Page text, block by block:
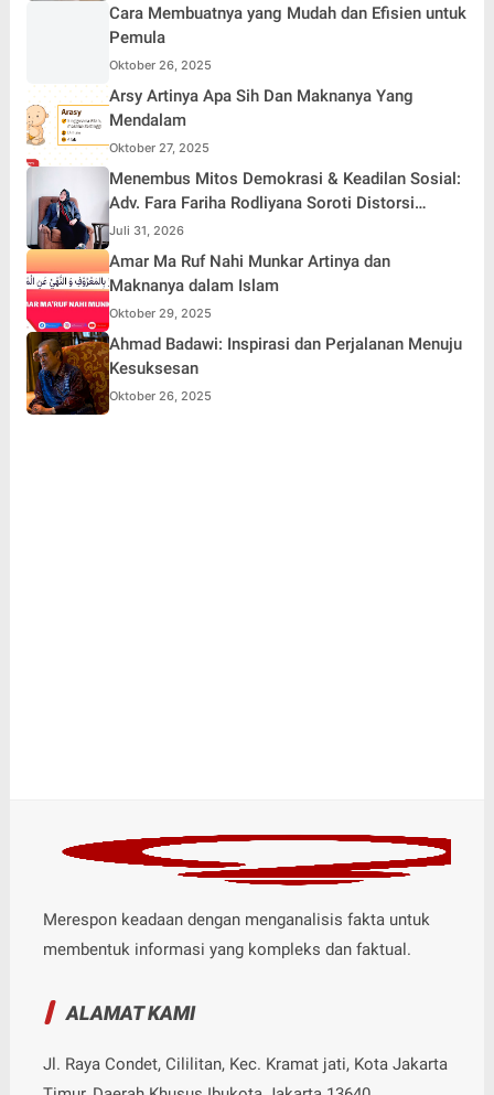
Cara Membuatnya yang Mudah dan Efisien untuk
Pemula
Oktober 26, 2025
Arsy Artinya Apa Sih Dan Maknanya Yang
Mendalam
Oktober 27, 2025
Menembus Mitos Demokrasi & Keadilan Sosial:
Adv. Fara Fariha Rodliyana Soroti Distorsi
Simpati Publik dan Aksi Main Hakim Sendiri
Juli 31, 2026
Amar Ma Ruf Nahi Munkar Artinya dan
Maknanya dalam Islam
Oktober 29, 2025
Ahmad Badawi: Inspirasi dan Perjalanan Menuju
Kesuksesan
Oktober 26, 2025
Merespon keadaan dengan menganalisis fakta untuk
membentuk informasi yang kompleks dan faktual.
ALAMAT KAMI
Jl. Raya Condet, Cililitan, Kec. Kramat jati, Kota Jakarta